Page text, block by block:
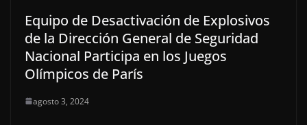
Equipo de Desactivación de Explosivos
de la Dirección General de Seguridad
Nacional Participa en los Juegos
Olímpicos de París
agosto 3, 2024